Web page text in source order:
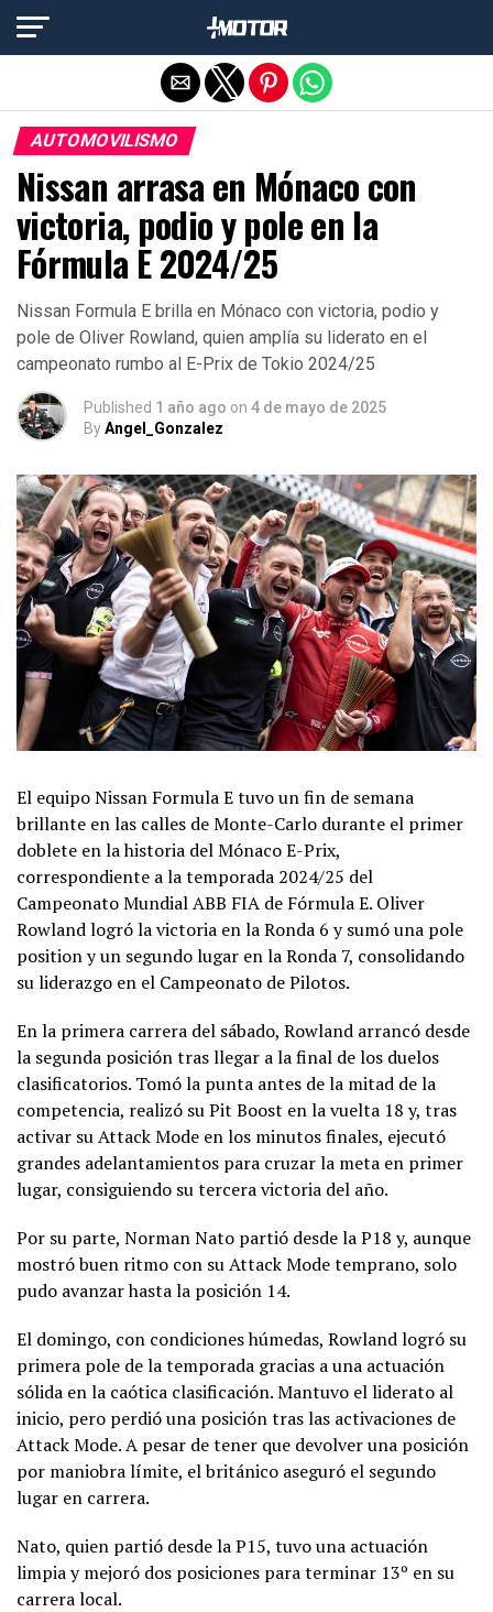
AUTOMOVILISMO
Nissan arrasa en Mónaco con
victoria, podio y pole en la
Fórmula E 2024/25
Nissan Formula E brilla en Mónaco con victoria, podio y
pole de Oliver Rowland, quien amplía su liderato en el
campeonato rumbo al E-Prix de Tokio 2024/25
Published 1 año ago on 4 de mayo de 2025
ByAngel_Gonzalez
El equipo Nissan Formula E tuvo un fin de semana
brillante en las calles de Monte-Carlo durante el primer
doblete en la historia del Mónaco E-Prix,
correspondiente a la temporada 2024/25 del
Campeonato Mundial ABB FIA de Fórmula E. Oliver
Rowland logró la victoria en la Ronda 6 y sumó una pole
position y un segundo lugar en la Ronda 7, consolidando
su liderazgo en el Campeonato de Pilotos.
En la primera carrera del sábado, Rowland arrancó desde
la segunda posición tras llegar a la final de los duelos
clasificatorios. Tomó la punta antes de la mitad de la
competencia, realizó su Pit Boost en la vuelta 18 y, tras
activar su Attack Mode en los minutos finales, ejecutó
grandes adelantamientos para cruzar la meta en primer
lugar, consiguiendo su tercera victoria del año.
Por su parte, Norman Nato partió desde la P18 y, aunque
mostró buen ritmo con su Attack Mode temprano, solo
pudo avanzar hasta la posición 14.
El domingo, con condiciones húmedas, Rowland logró su
primera pole de la temporada gracias a una actuación
sólida en la caótica clasificación. Mantuvo el liderato al
inicio, pero perdió una posición tras las activaciones de
Attack Mode. A pesar de tener que devolver una posición
por maniobra límite, el británico aseguró el segundo
lugar en carrera.
Nato, quien partió desde la P15, tuvo una actuación
limpia y mejoró dos posiciones para terminar 13º en su
carrera local.
Salir de la versión móvil